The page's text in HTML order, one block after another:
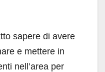
sapere di avere
e mettere in
nell’area per